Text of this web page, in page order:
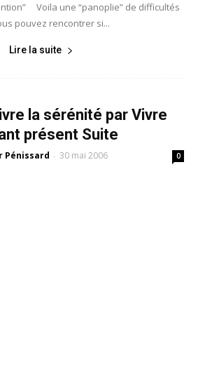
Voila une “panoplie” de difficultés
pouvez rencontrer si...
Lire la suite
la sérénité par Vivre
présent Suite
Pénissard - 30 mai 2006 0